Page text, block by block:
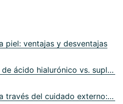
piel: ventajas y desventajas
02 Efecto de la crema de ácido hialurónico vs. suplementos
03 Cuidado de la piel a través del cuidado externo: ventajas y desventajas